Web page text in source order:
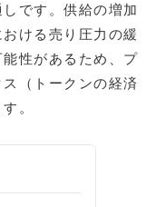
です。供給の増加
ける売り圧力の緩
性があるため、プ
（トークンの経済
。